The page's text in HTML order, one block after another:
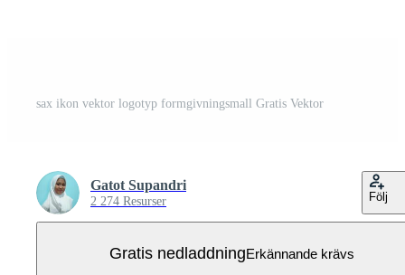
sax ikon vektor logotyp formgivningsmall Gratis Vektor
Gatot Supandri
2 274 Resurser Följ
Gratis nedladdningErkännande krävs